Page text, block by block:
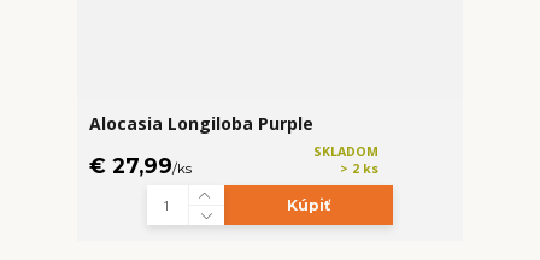
Alocasia Longiloba Purple
€ 27,99/ks
SKLADOM
> 2 ks
Kúpiť